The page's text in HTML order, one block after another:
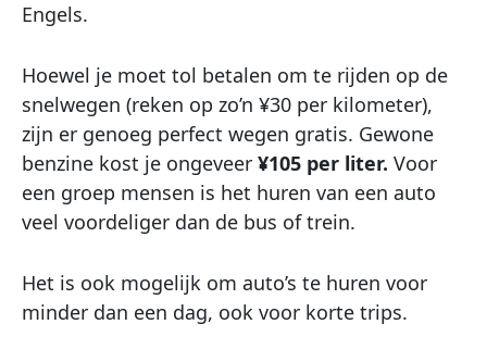
Engels.
Hoewel je moet tol betalen om te rijden op de
snelwegen (reken op zo’n ¥30 per kilometer),
zijn er genoeg perfect wegen gratis. Gewone
benzine kost je ongeveer ¥105 per liter. Voor
een groep mensen is het huren van een auto
veel voordeliger dan de bus of trein.
Het is ook mogelijk om auto’s te huren voor
minder dan een dag, ook voor korte trips.